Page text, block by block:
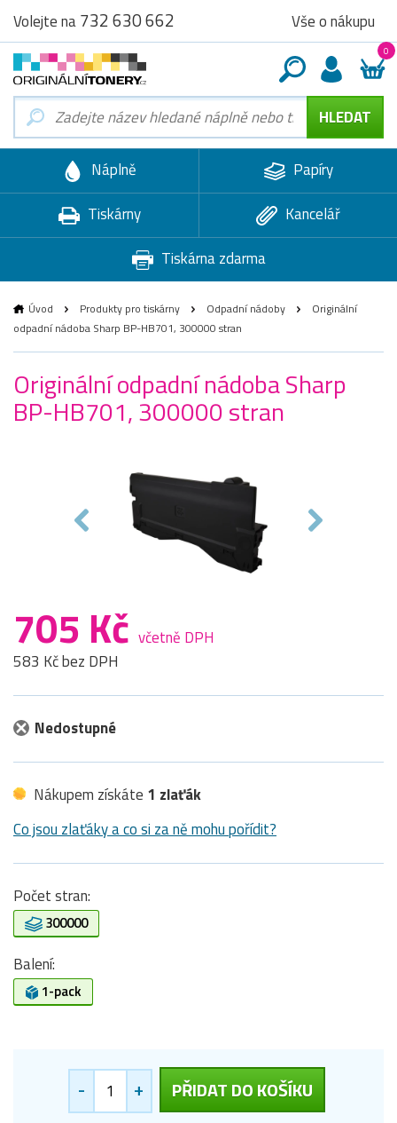
Volejte na732 630 662 Vše o nákupu
0
Náplně
Papíry
Tiskárny
Kancelář
Tiskárna zdarma
Úvod Produkty pro tiskárny Odpadní nádoby
Originální
odpadní nádoba Sharp BP-HB701, 300000 stran
Originální odpadní nádoba Sharp
BP-HB701, 300000 stran
705 Kč včetně DPH
583 Kč bez DPH
Nedostupné
Nákupem získáte 1 zlaťák
Co jsou zlaťáky a co si za ně mohu pořídit?
Počet stran:
300000
Balení:
1-pack
- + PŘIDAT DO KOŠÍKU